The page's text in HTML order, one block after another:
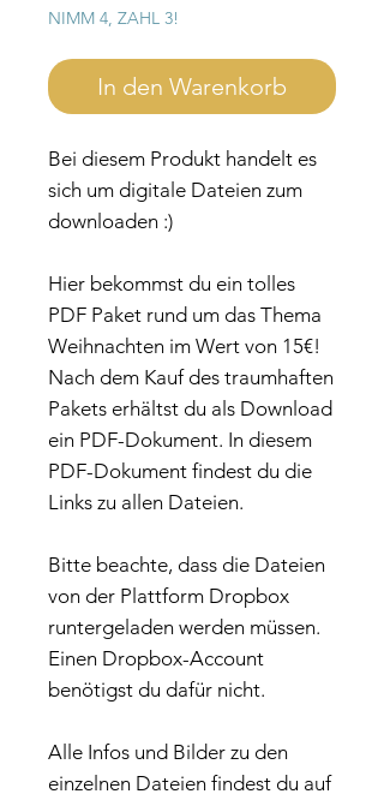
NIMM 4, ZAHL 3!
In den Warenkorb
Bei diesem Produkt handelt es
sich um digitale Dateien zum
downloaden :)
Hier bekommst du ein tolles
PDF Paket rund um das Thema
Weihnachten im Wert von 15€!
Nach dem Kauf des traumhaften
Pakets erhältst du als Download
ein PDF-Dokument. In diesem
PDF-Dokument findest du die
Links zu allen Dateien.
Bitte beachte, dass die Dateien
von der Plattform Dropbox
runtergeladen werden müssen.
Einen Dropbox-Account
benötigst du dafür nicht.
Alle Infos und Bilder zu den
einzelnen Dateien findest du auf